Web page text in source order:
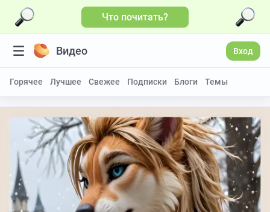
Что почитать?
Видео Вход
Горячее Лучшее Свежее Подписки Блоги Темы